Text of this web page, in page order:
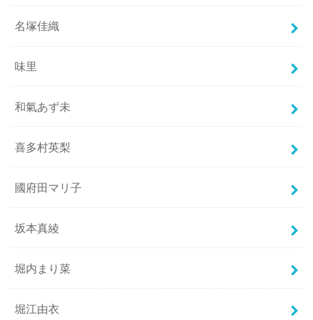
名塚佳織
味里
和氣あず未
喜多村英梨
國府田マリ子
坂本真綾
堀内まり菜
堀江由衣